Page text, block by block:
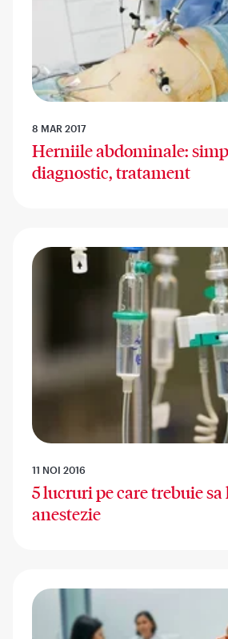
8 MAR 2017
Herniile abdominale:
diagnostic, tratament
11 NOI 2016
5 lucruri pe care trebuie sa
anestezie